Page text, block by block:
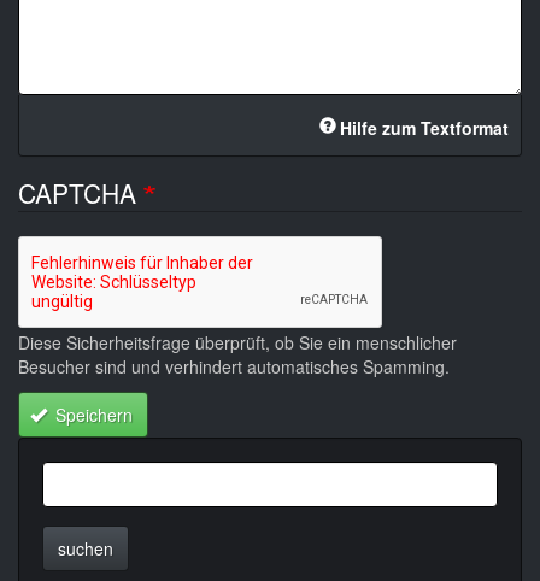
Hilfe zum Textformat
CAPTCHA
Diese Sicherheitsfrage überprüft, ob Sie ein menschlicher
Besucher sind und verhindert automatisches Spamming.
Speichern
suchen